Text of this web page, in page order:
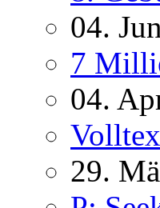
04.
7
04.
29.